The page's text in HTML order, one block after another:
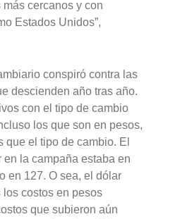
cercanos y con
Estados Unidos”,
conspiró contra las
descienden año tras año.
con el tipo de cambio
los que son en pesos,
que el tipo de cambio. El
la campaña estaba en
en 127. O sea, el dólar
costos en pesos
que subieron aún